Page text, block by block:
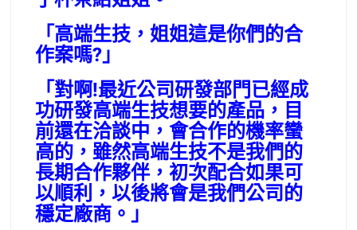
「高端生技，姐姐這是你們的合
作案嗎?」
「對啊!最近公司研發部門已經成
功研發高端生技想要的產品，目
前還在洽談中，會合作的機率蠻
高的，雖然高端生技不是我們的
長期合作夥伴，初次配合如果可
以順利，以後將會是我們公司的
穩定廠商。」